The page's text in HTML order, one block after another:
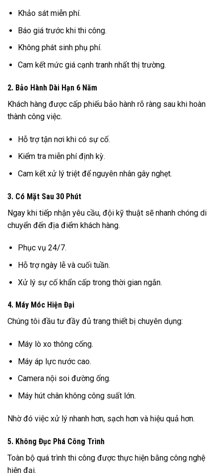
Khảo sát miễn phí.
Báo giá trước khi thi công.
Không phát sinh phụ phí.
Cam kết mức giá cạnh tranh nhất thị trường.
2. Bảo Hành Dài Hạn 6 Năm
Khách hàng được cấp phiếu bảo hành rõ ràng sau khi hoàn
thành công việc.
Hỗ trợ tận nơi khi có sự cố.
Kiểm tra miễn phí định kỳ.
Cam kết xử lý triệt để nguyên nhân gây nghẹt.
3. Có Mặt Sau 30 Phút
Ngay khi tiếp nhận yêu cầu, đội kỹ thuật sẽ nhanh chóng di
chuyển đến địa điểm khách hàng.
Phục vụ 24/7.
Hỗ trợ ngày lễ và cuối tuần.
Xử lý sự cố khẩn cấp trong thời gian ngắn.
4. Máy Móc Hiện Đại
Chúng tôi đầu tư đầy đủ trang thiết bị chuyên dụng:
Máy lò xo thông cống.
Máy áp lực nước cao.
Camera nội soi đường ống.
Máy hút chân không công suất lớn.
Nhờ đó việc xử lý nhanh hơn, sạch hơn và hiệu quả hơn.
5. Không Đục Phá Công Trình
Toàn bộ quá trình thi công được thực hiện bằng công nghệ
hiện đại.